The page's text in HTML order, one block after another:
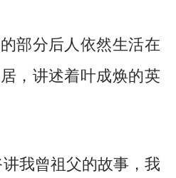
分后人依然生活在
，讲述着叶成焕的英
我曾祖父的故事，我